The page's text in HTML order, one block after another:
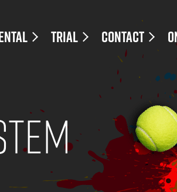
TRIAL CONTACT
ル
レンタルコート
レンタル使用料
体
大
お